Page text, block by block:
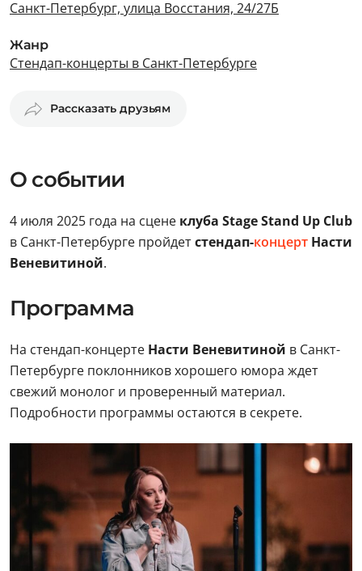
Санкт-Петербург, улица Восстания, 24/27Б
Жанр
Стендап-концерты в Санкт-Петербурге
Рассказать друзьям
О событии
4 июля 2025 года на сцене клуба Stage Stand Up Club
в Санкт-Петербурге пройдетстендап-концерт Насти
Веневитиной.
Программа
На стендап-концерте Насти Веневитиной в Санкт-
Петербурге поклонников хорошего юмора ждет
свежий монолог и проверенный материал.
Подробности программы остаются в секрете.